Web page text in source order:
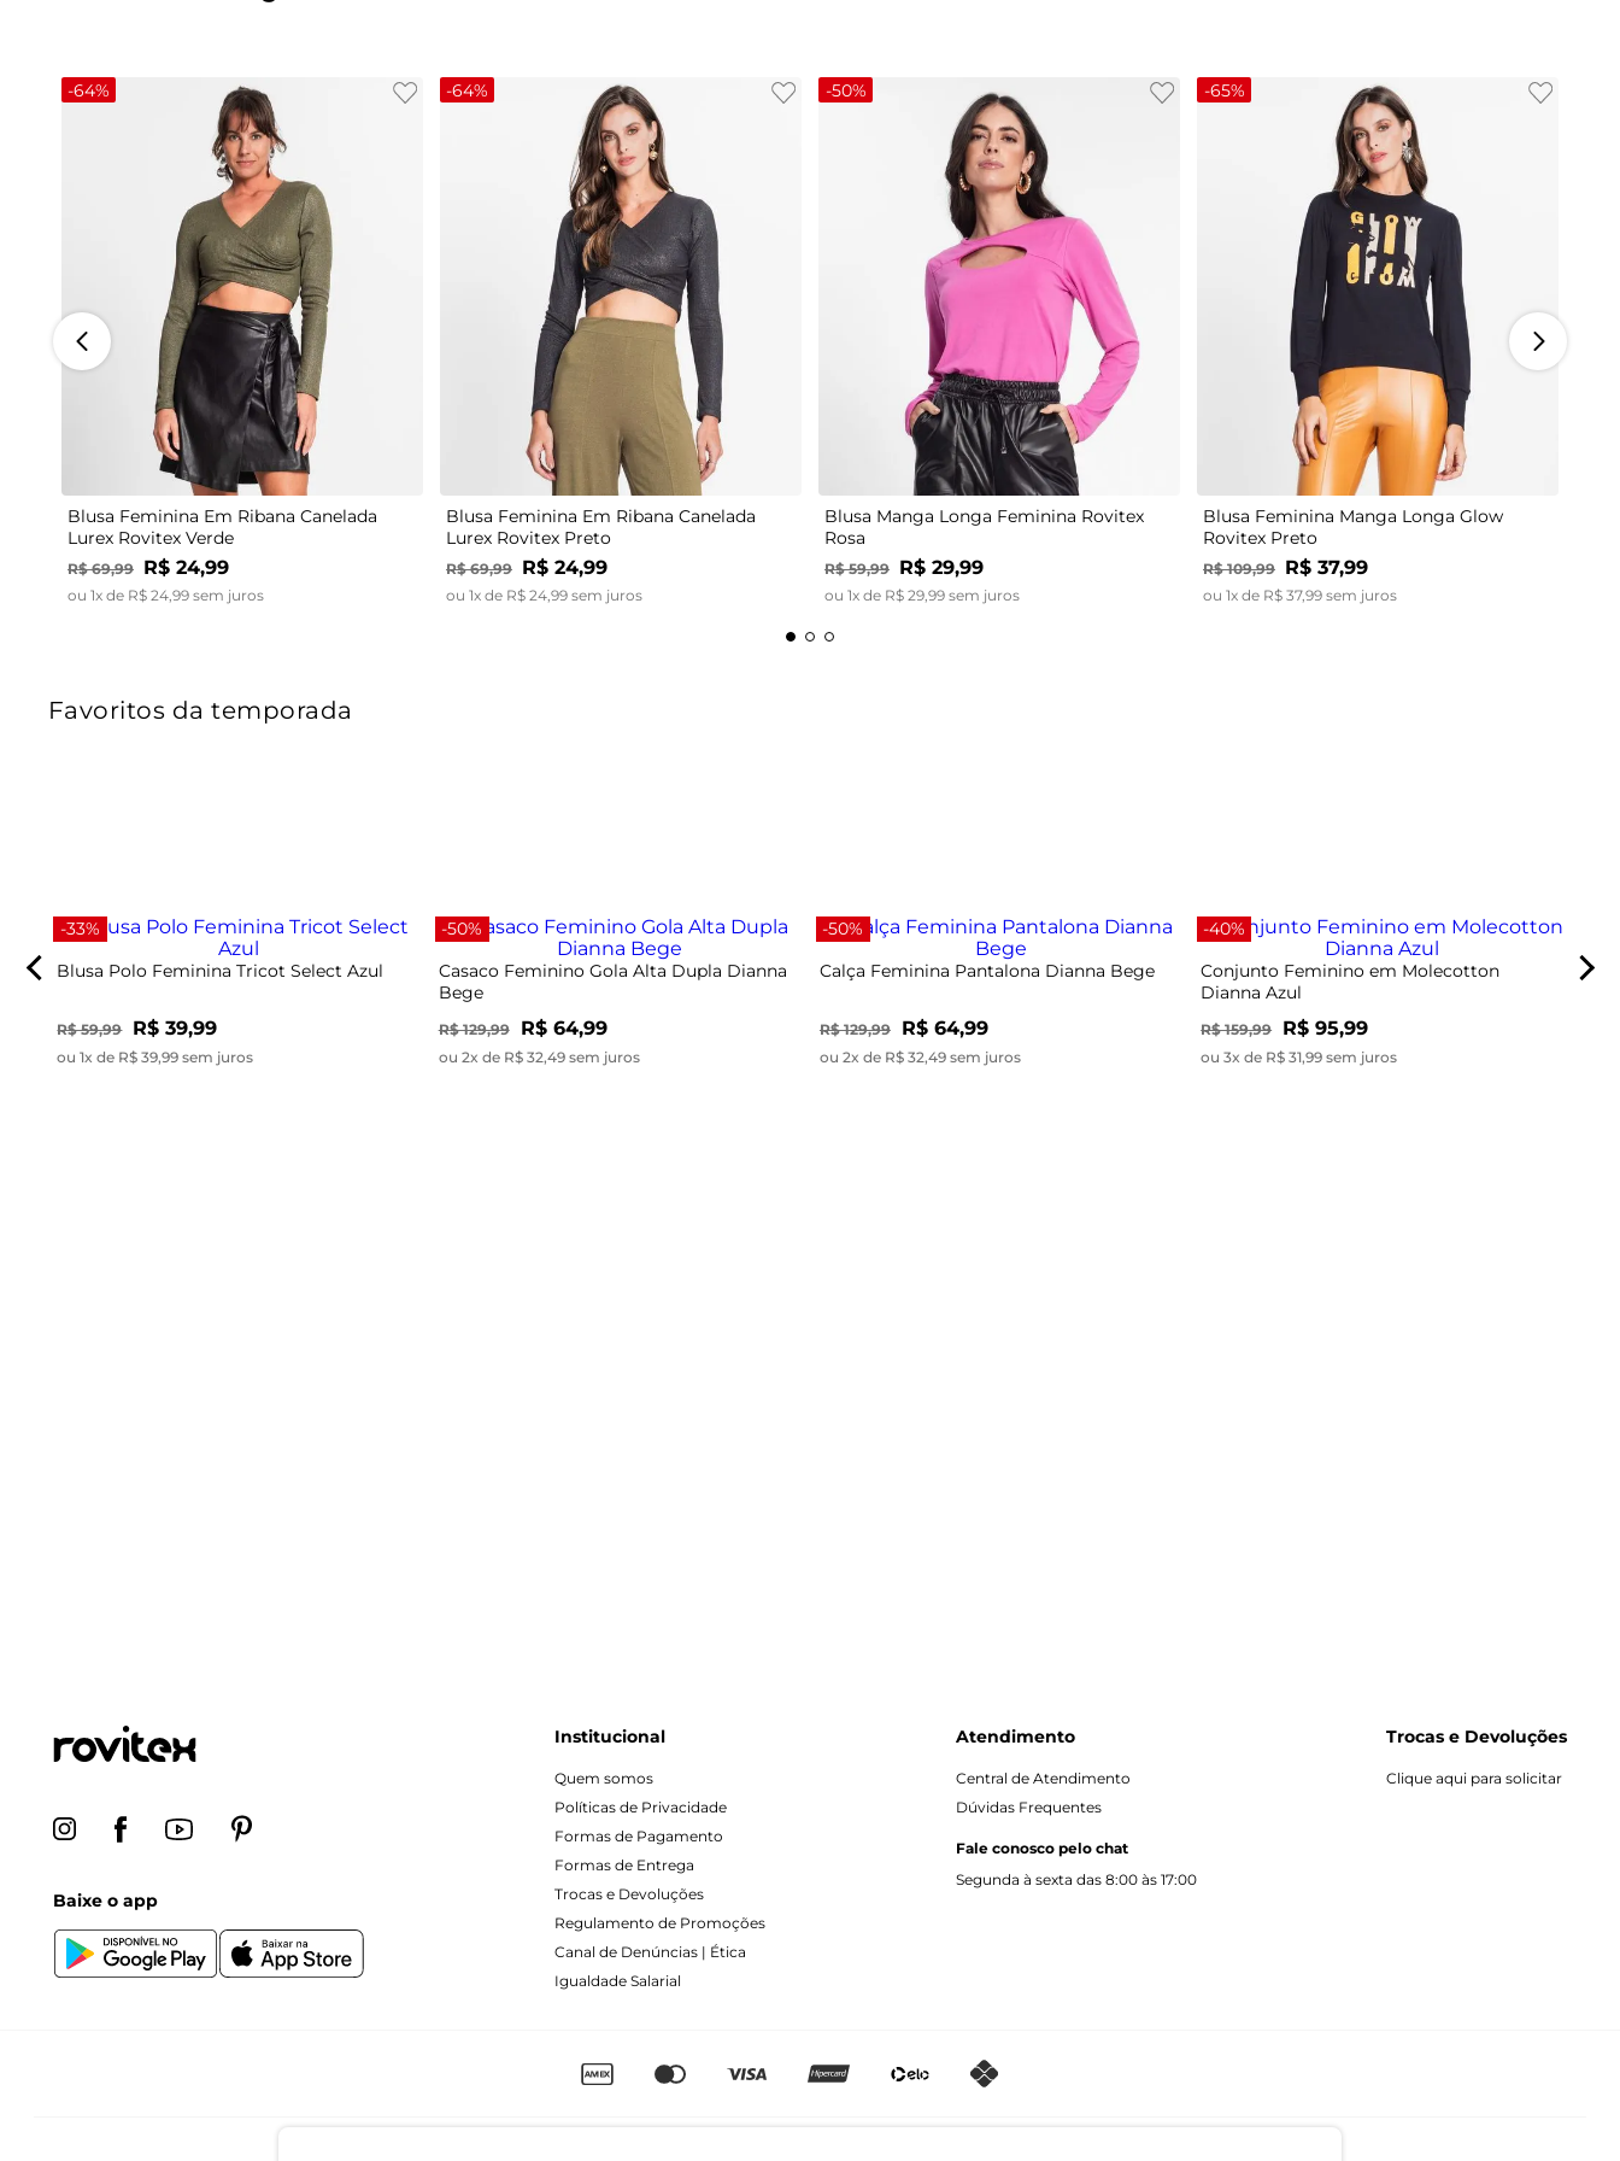
-64%
Blusa Feminina Em Ribana Canelada
Lurex Rovitex Verde
R$ 69,99 R$ 24,99
ou 1x de R$ 24 99 sem juros
-64%
Blusa Feminina Em Ribana Canelada
Lurex Rovitex Preto
R$ 69,99 R$ 24,99
ou 1x de R$ 24 99 sem juros
-50%
P M G GG
Blusa Manga Longa Feminina Rovitex
Rosa
R$ 59,99 R$ 29,99
ou 1x de R$ 29 99 sem juros
-65%
G
Blusa Feminina Manga Longa Glow
Rovitex Preto
R$ 109,99 R$ 37,99
ou 1x de R$ 37,99 sem juros
Favoritos da temporada
-33%
Blusa Polo Feminina Tricot Select Azul
R$ 59,99 R$ 39,99
ou 1x de R$ 39,99 sem juros
-50%
Casaco Feminino Gola Alta Dupla Dianna
Bege
R$ 129,99 R$ 64,99
ou 2x de R$ 32,49 sem juros
-50%
Calça Feminina Pantalona Dianna Bege
R$ 129,99 R$ 64,99
ou 2x de R$ 32,49 sem juros
-40%
Conjunto Feminino em Molecotton
Dianna Azul
R$ 159,99 R$ 95,99
ou 3x de R$ 31,99 sem juros
Baixe o app
Institucional
Quem somos
Políticas de Privacidade
Formas de Pagamento
Formas de Entrega
Trocas e Devoluções
Regulamento de Promoções
Canal de Denúncias | Ética
Igualdade Salarial
Atendimento
Central de Atendimento
Dúvidas Frequentes
Fale conosco pelo chat
Segunda à sexta das 8:00 às 17:00
Trocas e Devoluções
Clique aqui para solicitar